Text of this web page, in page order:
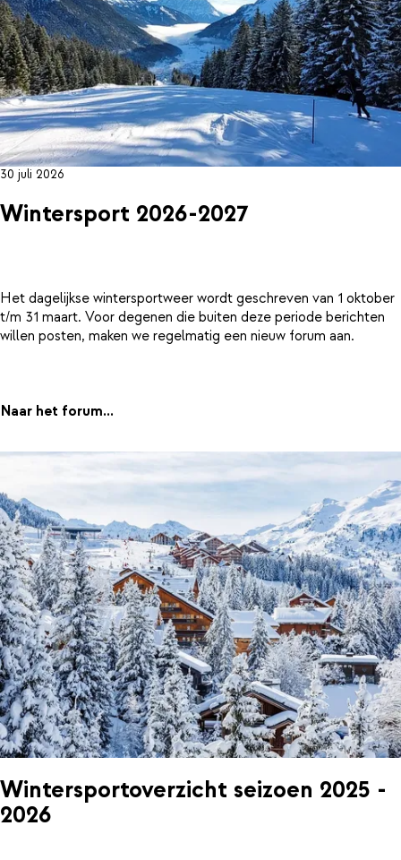
30 juli 2026
Wintersport 2026-2027
Het dagelijkse wintersportweer wordt geschreven van 1 oktober
t/m 31 maart. Voor degenen die buiten deze periode berichten
willen posten, maken we regelmatig een nieuw forum aan.
Naar het forum...
Wintersportoverzicht seizoen 2025 -
2026